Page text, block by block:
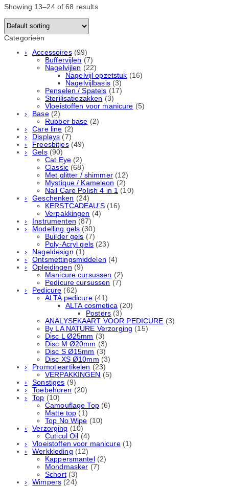
Showing 13–24 of 68 results
Categorieën
Accessoires (99)
Buffervijlen (7)
Nagelvijlen (22)
Nagelvijl opzetstuk (16)
Nagelvijlbasis (3)
Penselen / Spatels (17)
Sterilisatiezakken (3)
Vloeistoffen voor manicure (5)
Base (2)
Rubber basе (2)
Care line (2)
Displays (7)
Freesbitjes (49)
Gels (90)
Cat Eye (2)
Classic (68)
Met glitter / shimmer (12)
Mystique / Kameleon (2)
Nail Care Polish 4 in 1 (10)
Geschenken (24)
KERSTCADEAU’S (16)
Verpakkingen (4)
Instrumenten (87)
Modelling gels (30)
Builder gels (7)
Poly-Acryl gels (23)
Nageldesign (1)
Ontsmettingsmiddelen (4)
Opleidingen (9)
Manicure cursussen (2)
Pedicure cursussen (7)
Pedicure (62)
ALTA pedicure (41)
ALTA cosmetica (20)
Posters (3)
ANALYSEKAART VOOR PEDICURE (3)
By LA NATURE Verzorging (15)
Disc L Ø25mm (3)
Disc M Ø20mm (3)
Disc S Ø15mm (3)
Disc XS Ø10mm (3)
Promotieartikelen (23)
VERPAKKINGEN (5)
Sonstiges (9)
Toebehoren (20)
Top (10)
Camouflage Top (6)
Matte top (1)
Top No Wipe (10)
Verzorging (10)
Cuticul Oil (4)
Vloeistoffen voor manicure (1)
Werkkleding (12)
Kappersmantel (2)
Mondmasker (7)
Schort (3)
Wimpers (24)